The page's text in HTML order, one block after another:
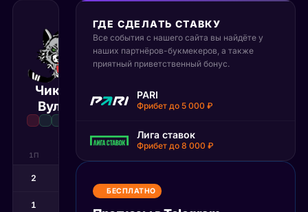
Чикаго
Вулфз
14 июня 2026
23:00 МСК
4:5
Матч завершён
1П
2
1
ГДЕ СДЕЛАТЬ СТАВКУ
Все события с нашего сайта вы найдёте у
наших партнёров-букмекеров, а также
приятный приветственный бонус.
PARI
Фрибет до 5 000 ₽
Лига ставок
Фрибет до 8 000 ₽
БЕСПЛАТНО